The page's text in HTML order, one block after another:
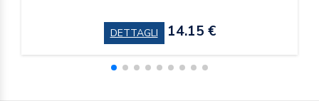
DETTAGLI 14.15 €